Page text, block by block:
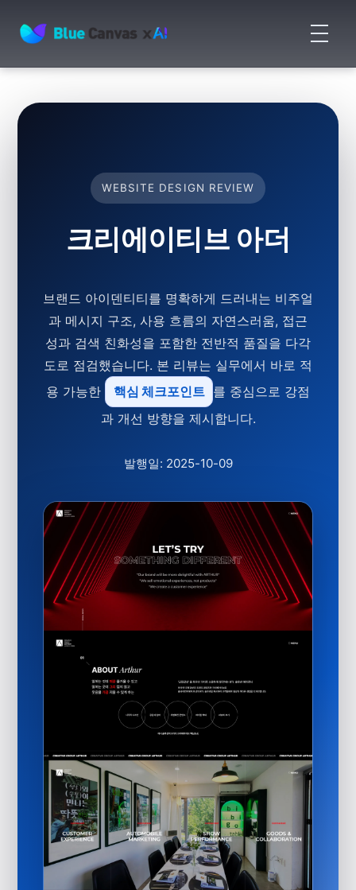
BLUECANVAS
메
뉴
기
WEBSITE DESIGN REVIEW
크리에이티브 아더
브랜드 아이덴티티를 명확하게 드러내는 비주얼
과 메시지 구조, 사용 흐름의 자연스러움, 접근
성과 검색 친화성을 포함한 전반적 품질을 다각
도로 점검했습니다. 본 리뷰는 실무에서 바로 적
용 가능한
핵심 체크포인트 를 중심으로 강점
과 개선 방향을 제시합니다.
발행일: 2025-10-09